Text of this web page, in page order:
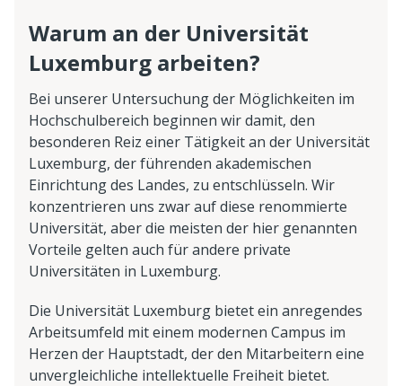
Warum an der Universität
Luxemburg arbeiten?
Bei unserer Untersuchung der Möglichkeiten im
Hochschulbereich beginnen wir damit, den
besonderen Reiz einer Tätigkeit an der Universität
Luxemburg, der führenden akademischen
Einrichtung des Landes, zu entschlüsseln. Wir
konzentrieren uns zwar auf diese renommierte
Universität, aber die meisten der hier genannten
Vorteile gelten auch für andere private
Universitäten in Luxemburg.
Die Universität Luxemburg bietet ein anregendes
Arbeitsumfeld mit einem modernen Campus im
Herzen der Hauptstadt, der den Mitarbeitern eine
unvergleichliche intellektuelle Freiheit bietet.